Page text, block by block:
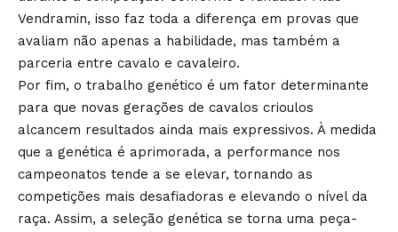
Vendramin, isso faz toda a diferença em provas que
avaliam não apenas a habilidade, mas também a
parceria entre cavalo e cavaleiro.
Por fim, o trabalho genético é um fator determinante
para que novas gerações de cavalos crioulos
alcancem resultados ainda mais expressivos. À medida
que a genética é aprimorada, a performance nos
campeonatos tende a se elevar, tornando as
competições mais desafiadoras e elevando o nível da
raça. Assim, a seleção genética se torna uma peça-